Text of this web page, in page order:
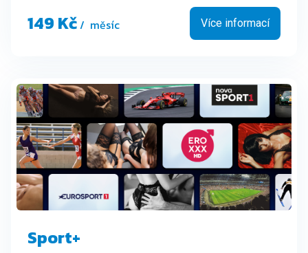
149 Kč/ měsíc Více informací
Sport+